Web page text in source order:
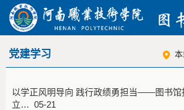
党建学习
以学正风明导向 践行政绩勇担当——图书馆
立… 05-21